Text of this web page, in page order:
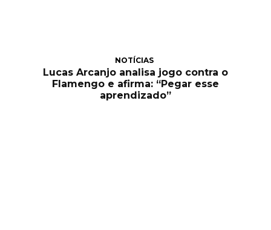
NOTÍCIAS
Lucas Arcanjo analisa jogo contra o
Flamengo e afirma: “Pegar esse
aprendizado”